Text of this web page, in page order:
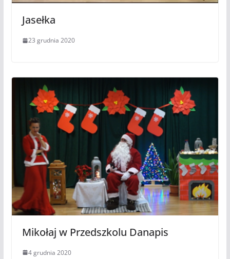
Jasełka
23 grudnia 2020
Mikołaj w Przedszkolu Danapis
4 grudnia 2020